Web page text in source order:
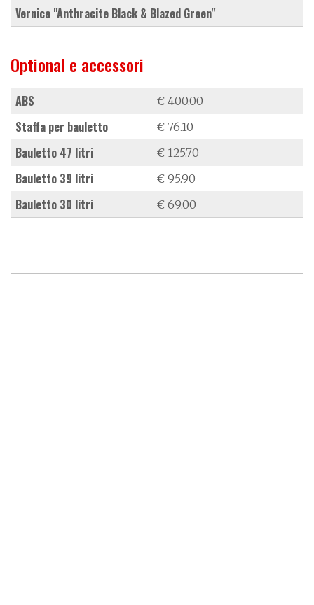
vernice "Anthracite Black & Blazed Green"
Optional e accessori
ABS € 400.00
staffa per bauletto € 76.10
bauletto 47 litri € 125.70
bauletto 39 litri € 95.90
bauletto 30 litri € 69.00